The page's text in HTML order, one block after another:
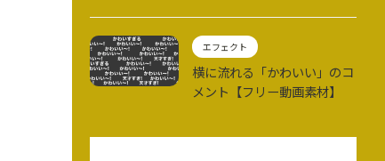
エフェクト
横に流れる「かわいい」のコ
メント【フリー動画素材】